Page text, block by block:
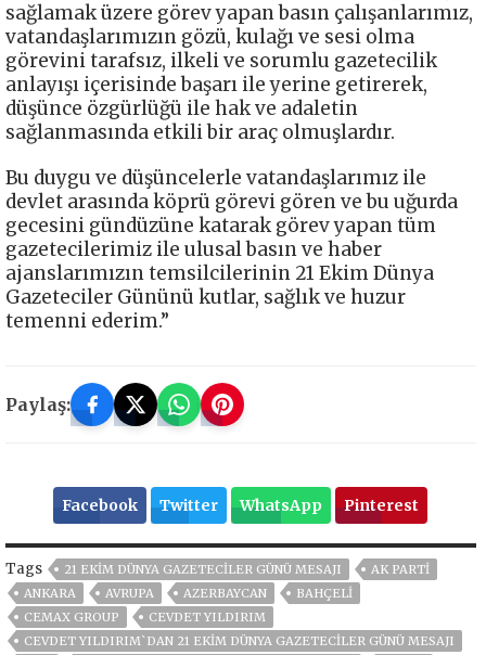
sağlamak üzere görev yapan basın çalışanlarımız,
vatandaşlarımızın gözü, kulağı ve sesi olma
görevini tarafsız, ilkeli ve sorumlu gazetecilik
anlayışı içerisinde başarı ile yerine getirerek,
düşünce özgürlüğü ile hak ve adaletin
sağlanmasında etkili bir araç olmuşlardır.
Bu duygu ve düşüncelerle vatandaşlarımız ile
devlet arasında köprü görevi gören ve bu uğurda
gecesini gündüzüne katarak görev yapan tüm
gazetecilerimiz ile ulusal basın ve haber
ajanslarımızın temsilcilerinin 21 Ekim Dünya
Gazeteciler Gününü kutlar, sağlık ve huzur
temenni ederim.”
Paylaş:
Facebook Twitter WhatsApp Pinterest
Tags 21 EKIM DÜNYA GAZETECILER GÜNÜ MESAJI
AK PARTİ
ANKARA
AVRUPA AZERBAYCAN
BAHÇELİ
CEMAX GROUP
CEVDET YILDIRIM
CEVDET YILDIRIM`DAN 21 EKIM DÜNYA GAZETECILER GÜNÜ MESAJI